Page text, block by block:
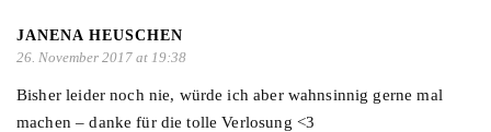
JANENA HEUSCHEN
26. November 2017 at 19:38
Bisher leider noch nie, würde ich aber wahnsinnig gerne mal
machen – danke für die tolle Verlosung <3